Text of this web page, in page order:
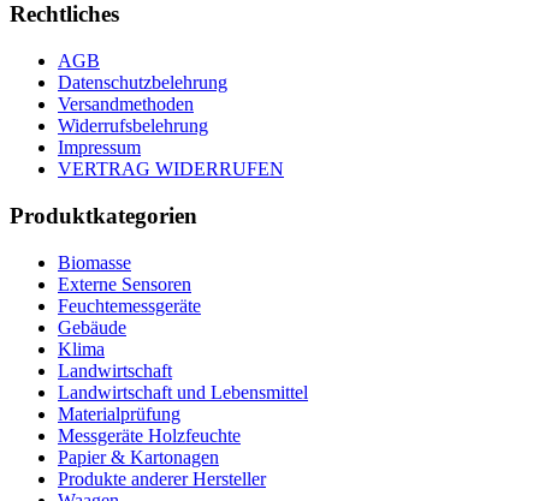
Rechtliches
AGB
Datenschutzbelehrung
Versandmethoden
Widerrufsbelehrung
Impressum
VERTRAG WIDERRUFEN
Produktkategorien
Biomasse
Externe Sensoren
Feuchtemessgeräte
Gebäude
Klima
Landwirtschaft
Landwirtschaft und Lebensmittel
Materialprüfung
Messgeräte Holzfeuchte
Papier & Kartonagen
Produkte anderer Hersteller